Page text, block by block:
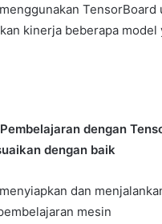
TensorBoard
kinerja beberapa model
dengan
dengan baik
dan
mesin